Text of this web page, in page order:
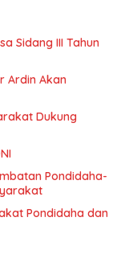
Sidang III Tahun
Ardin Akan
Dukung
Pondidaha-
Pondidaha dan